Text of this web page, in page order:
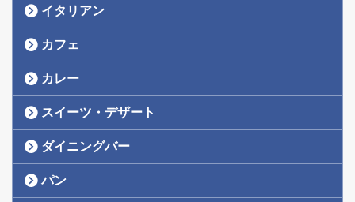
イタリアン
カフェ
カレー
スイーツ・デザート
ダイニングバー
パン